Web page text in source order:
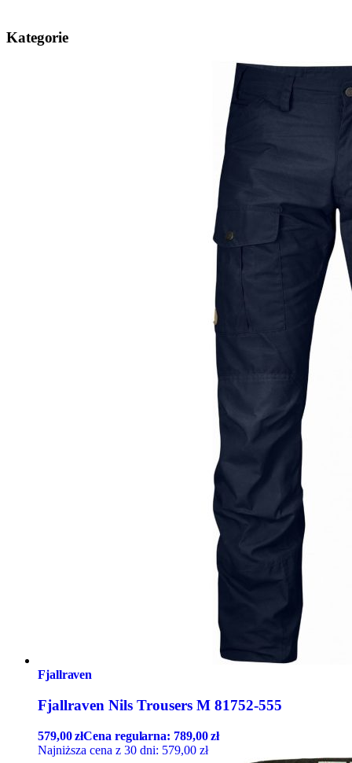
Kategorie
Fjallraven
Fjallraven Nils Trousers M 81752-555
579,00złCena regularna: 789,00zł
Najniższa cena z 30 dni: 579,00 zł